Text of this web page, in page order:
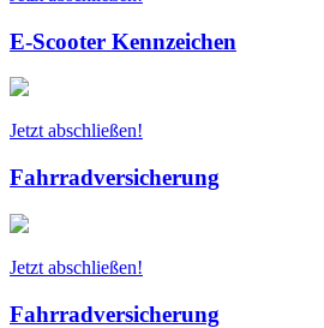
E-Scooter Kennzeichen
Jetzt abschließen!
Fahrradversicherung
Jetzt abschließen!
Fahrradversicherung